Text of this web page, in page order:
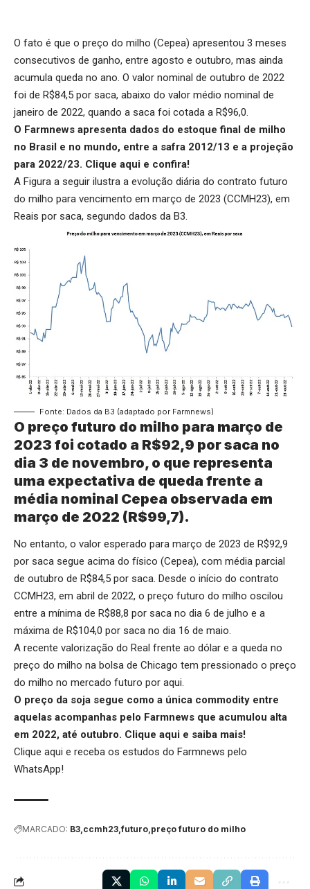
O fato é que o preço do milho (Cepea) apresentou 3 meses
consecutivos de ganho, entre agosto e outubro, mas ainda
acumula queda no ano. O valor nominal de outubro de 2022
foi de R$84,5 por saca, abaixo do valor médio nominal de
janeiro de 2022, quando a saca foi cotada a R$96,0.
O Farmnews apresenta dados do estoque final de milho
no Brasil e no mundo, entre a safra 2012/13 e a projeção
para 2022/23. Clique aqui e confira!
A Figura a seguir ilustra a evolução diária do contrato futuro
do milho para vencimento em março de 2023 (CCMH23), em
Reais por saca, segundo dados da B3.
Fonte: Dados da B3 (adaptado por Farmnews)
O preço futuro do milho para março de
2023 foi cotado a R$92,9 por saca no
dia 3 de novembro, o que representa
uma expectativa de queda frente a
média nominal Cepea observada em
março de 2022 (R$99,7).
No entanto, o valor esperado para março de 2023 de R$92,9
por saca segue acima do físico (Cepea), com média parcial
de outubro de R$84,5 por saca. Desde o início do contrato
CCMH23, em abril de 2022, o preço futuro do milho oscilou
entre a mínima de R$88,8 por saca no dia 6 de julho e a
máxima de R$104,0 por saca no dia 16 de maio.
A recente valorização do Real frente ao dólar e a queda no
preço do milho na bolsa de Chicago tem pressionado o preço
do milho no mercado futuro por aqui.
O preço da soja segue como a única commodity entre
aquelas acompanhas pelo Farmnews que acumulou alta
em 2022, até outubro. Clique aqui e saiba mais!
Clique aqui e receba os estudos do Farmnews pelo
WhatsApp!
MARCADO: B3 ccmh23 futuro preço futuro do milho